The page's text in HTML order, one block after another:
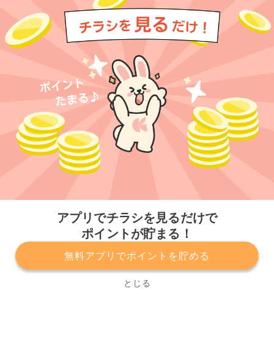
アプリでチラシを見るだけで
ポイントが貯まる！
無料アプリでポイントを貯める
とじる
プライバシーポリシー 利用規約
運営会社
サービスに関してのお問い合わせ